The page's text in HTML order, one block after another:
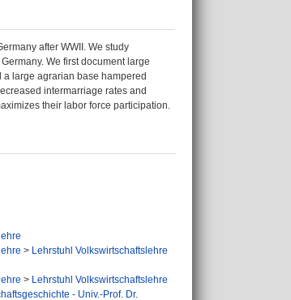
after WWII. We study
We first document large
a large agrarian base hampered
intermarriage rates and
their labor force participation.
> Lehrstuhl Volkswirtschaftslehre
> Lehrstuhl Volkswirtschaftslehre
- Univ.-Prof. Dr.